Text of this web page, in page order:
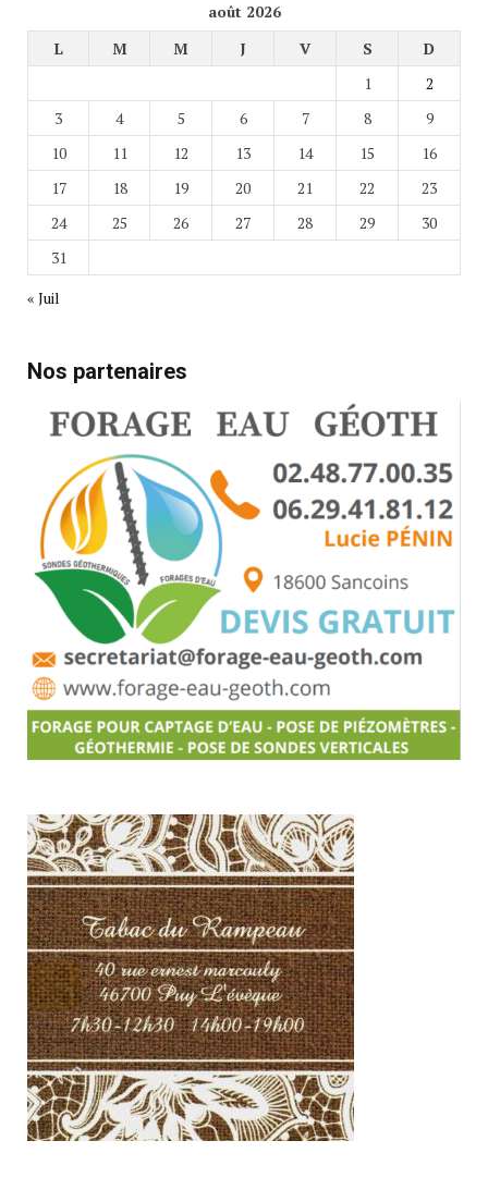
août 2026
L
M M J V S
D
1
2
3
4 5 6 7 8
9
10
11 12 13 14 15
16
17
18 19 20 21 22
23
24
25 26 27 28 29
30
31
« Juil
Nos partenaires